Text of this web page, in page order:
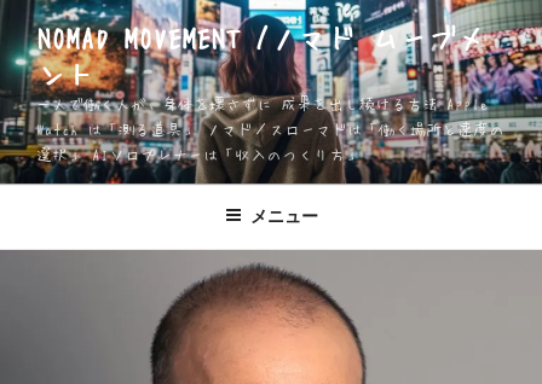
ン
テ
ン
ツ
へ
ス
NOMAD MOVEMENT /ノマド ムーブメ
ント
一人で働く人が、身体を壊さずに 成果を出し続ける方法 Apple
Watch は「測る道具」 ノマド／スローマドは「働く場所と速度の
選択」 AIソロプレナーは「収入のつくり方」
メニュー